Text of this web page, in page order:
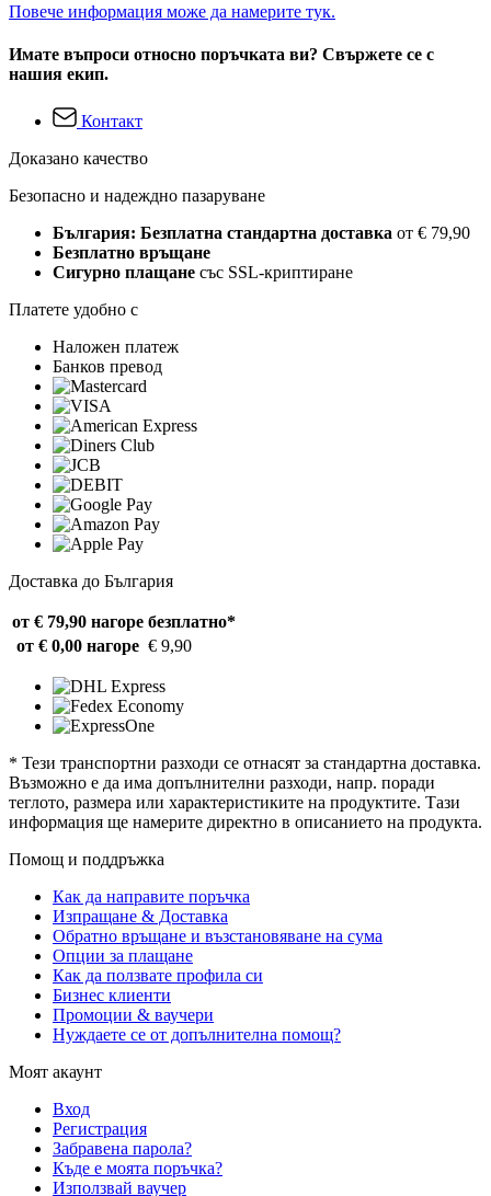
Повече информация може да намерите тук.
Имате въпроси относно поръчката ви? Свържете се с
нашия екип.
Контакт
Доказано качество
Безопасно и надеждно пазаруване
България: Безплатна стандартна доставка от € 79,90
Безплатно връщане
Сигурно плащане със SSL-криптиране
Платете удобно с
Наложен платеж
Банков превод
Доставка до България
от € 79,90 нагоре безплатно*
от € 0,00 нагоре € 9,90
* Тези транспортни разходи се отнасят за стандартна доставка.
Възможно е да има допълнителни разходи, напр. поради
теглото, размера или характеристиките на продуктите. Тази
информация ще намерите директно в описанието на продукта.
Помощ и поддръжка
Как да направите поръчка
Изпращане & Доставка
Обратно връщане и възстановяване на сума
Опции за плащане
Как да ползвате профила си
Бизнес клиенти
Промоции & ваучери
Нуждаете се от допълнителна помощ?
Моят акаунт
Вход
Регистрация
Забравена парола?
Къде е моята поръчка?
Използвай ваучер